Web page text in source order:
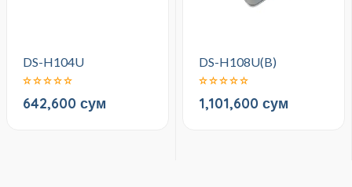
DS-H104U
642,600 сум
DS-H108U(B)
1,101,600 сум